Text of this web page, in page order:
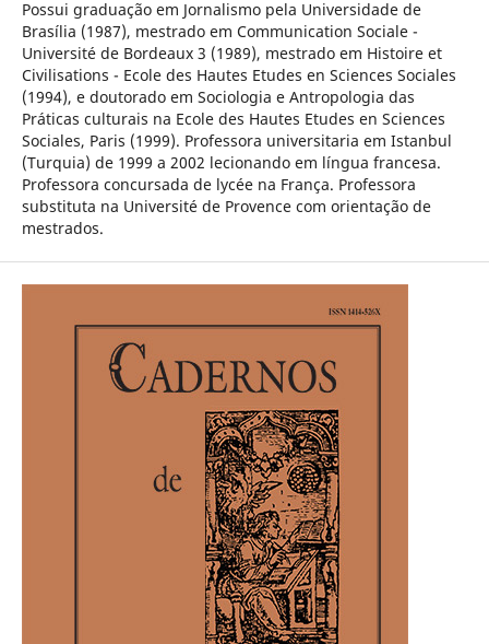
Possui graduação em Jornalismo pela Universidade de
Brasília (1987), mestrado em Communication Sociale -
Université de Bordeaux 3 (1989), mestrado em Histoire et
Civilisations - Ecole des Hautes Etudes en Sciences Sociales
(1994), e doutorado em Sociologia e Antropologia das
Práticas culturais na Ecole des Hautes Etudes en Sciences
Sociales, Paris (1999). Professora universitaria em Istanbul
(Turquia) de 1999 a 2002 lecionando em língua francesa.
Professora concursada de lycée na França. Professora
substituta na Université de Provence com orientação de
mestrados.